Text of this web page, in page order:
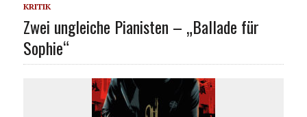
KRITIK
Zwei ungleiche Pianisten – „Ballade für
Sophie“